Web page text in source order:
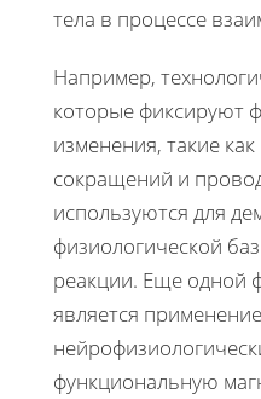
тела в процессе
Например,
которые фиксируют
изменения, такие
сокращений и
используются для
физиологической
реакции. Еще одной
является применение
функциональную